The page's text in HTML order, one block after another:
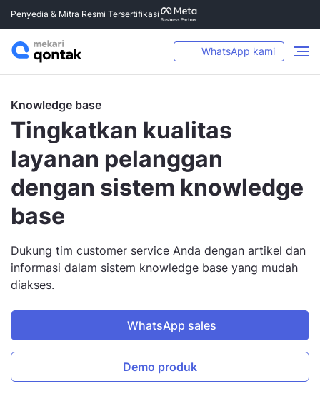
Penyedia & Mitra Resmi Tersertifikasi
WhatsApp kami
Knowledge base
Tingkatkan kualitas
layanan pelanggan
dengan sistem knowledge
base
Dukung tim customer service Anda dengan artikel dan
informasi dalam sistem knowledge base yang mudah
diakses.
WhatsApp sales
Demo produk